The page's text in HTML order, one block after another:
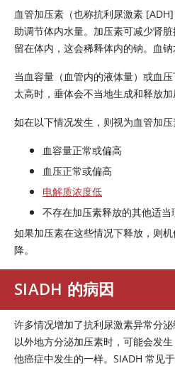
血管加压素 （也称抗利尿激素
助调节体内水量。 加压素可减少肾
留在体内，这会稀释体内的钠。血
当血容量（血管内的液体量）或血
太高时，垂体会不当地生成和释放
如在以下情况发生，则视为血管加
血容量正常或偏高
血压正常或偏高
电解质浓度低
不存在加压素释放的其他适当
如果加压素在这些情况下释放，则
降。
SIADH 的病因
许多情况增加了抗利尿激素异常分
以外地方分泌加压素时，可能会发
他癌症中发生的一样。SIADH 常见